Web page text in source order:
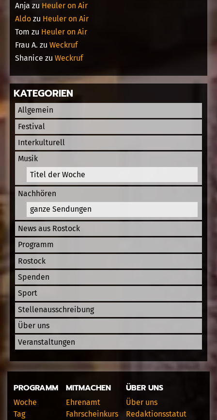
Anja zu Heuler on Air
Aldo zu Heuler on Air
Tom zu Heuler on Air
Frau A. zu Weckruf
Shanice zu Weckruf
KATEGORIEN
Allgemein
Festival
Interkulturell
Musik
Titel der Woche
Nachhören
ganze Sendungen
News aus Rostock
Programm
Rostock
Spenden
Sport
Stellenausschreibung
Über uns
Veranstaltungen
PROGRAMM
Woche
Tag
MITMACHEN
Ehrenamt
Fahrscheinkurs
ÜBER UNS
Über uns
Redaktionsstatut